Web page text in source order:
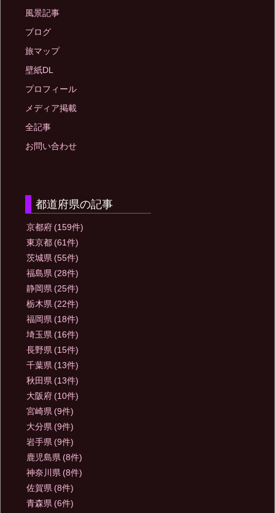
風景記事
ブログ
旅マップ
壁紙DL
プロフィール
メディア掲載
全記事
お問い合わせ
都道府県の記事
京都府 (159件)
東京都 (61件)
茨城県 (55件)
福島県 (28件)
静岡県 (25件)
栃木県 (22件)
福岡県 (18件)
埼玉県 (16件)
長野県 (15件)
千葉県 (13件)
秋田県 (13件)
大阪府 (10件)
宮崎県 (9件)
大分県 (9件)
岩手県 (9件)
鹿児島県 (8件)
神奈川県 (8件)
佐賀県 (8件)
青森県 (6件)